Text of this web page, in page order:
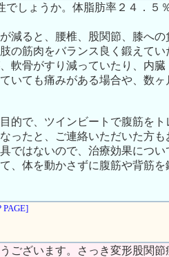
でしょうか。体脂肪率２４．５
減ると、腰椎、股関節、膝へ
の筋肉をバランス良く鍛えて
軟骨がすり減っていたり、内
いても痛みがある場合や、数
的で、ツインビートで腹筋を
ったと、ご連絡いただいた方も
ではないので、治療効果につ
、体を動かさずに腹筋や背筋
PAGE]
ございます。さっき変形股関